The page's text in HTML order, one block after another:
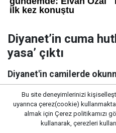
Diyanet’in cuma
yasa’ çıktı
Diyanet'in camilerde
Cuma Hutbesi ülkenin
yasası ile şekillendirildi.
kardeşliğimize bağlıdır"
Bu site deneyimlerinizi
uyarınca çerez(cookie)
almak için Çerez politikamızı
kullanarak, çerezleri